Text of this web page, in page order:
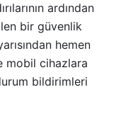
ardından
bir güvenlik
hemen
mobil cihazlara
bildirimleri